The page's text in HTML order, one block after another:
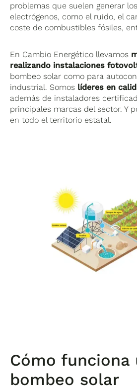
problemas que suelen generar
electrógenos, como el ruido, el
coste de combustibles fósiles,
En Cambio Energético llevamos
realizando instalaciones
bombeo solar como para
industrial. Somos líderes en
además de instaladores
principales marcas del sector. Y
en todo el territorio estatal.
Cómo funciona
bombeo solar